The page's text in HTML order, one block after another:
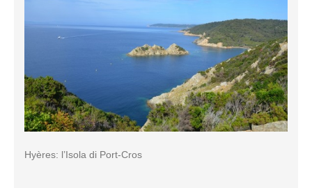
Hyères: l’Isola di Port-Cros